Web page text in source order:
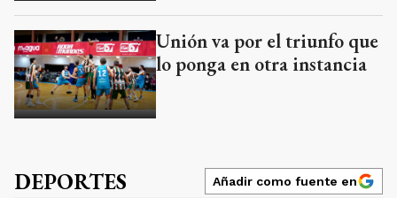
Unión va por el triunfo que
lo ponga en otra instancia
DEPORTES Añadir como fuente en